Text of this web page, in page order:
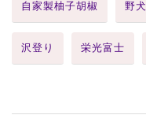
自家製柚子胡椒 野犬
沢登り 栄光富士